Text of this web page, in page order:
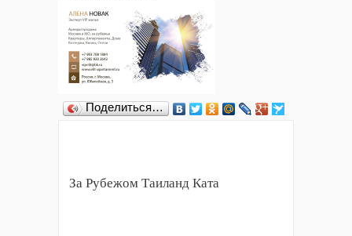
Поделиться…
За Рубежом Таиланд Ката